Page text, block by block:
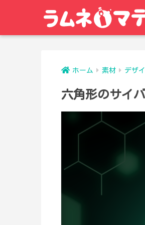
ホーム 素材 デザ
六角形のサイ